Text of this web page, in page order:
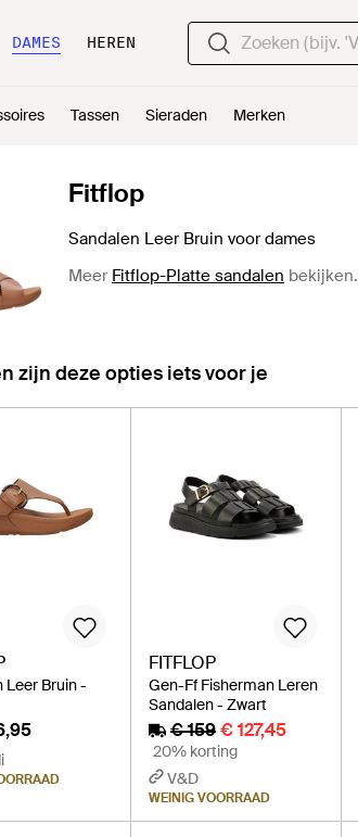
DAMES HEREN
Tassen Sieraden Merken
Fitflop
Sandalen Leer Bruin voor dames
Meer Fitflop-Platte sandalen bekijken.
zijn deze opties iets voor je
Leer Bruin -
FITFLOP
Gen-Ff Fisherman Leren
Sandalen - Zwart
€ 159 € 127,45
20% korting
V&D
WEINIG VOORRAAD